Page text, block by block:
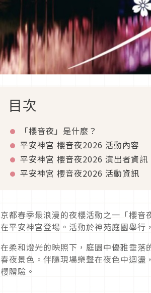
目次
「櫻音夜」是什麼？
平安神宮 櫻音夜2026 活動內容
平安神宮 櫻音夜2026 演出者資訊
平安神宮 櫻音夜2026 活動資訊
京都春季最浪漫的夜櫻活動之一「櫻
在平安神宮登場。活動於神苑庭園舉
在柔和燈光的映照下，庭園中優雅垂
春夜景色。伴隨現場樂聲在夜色中迴
櫻體驗。